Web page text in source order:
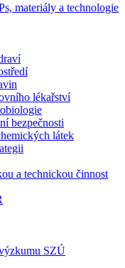
materiály a technologie
lékařství
bezpečnosti
látek
a technickou činnost
SZÚ